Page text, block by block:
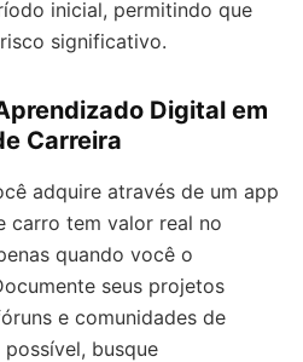
inicial, permitindo que
significativo.
Digital em
Carreira
adquire através de um app
carro tem valor real no
quando você o
seus projetos
e comunidades de
busque